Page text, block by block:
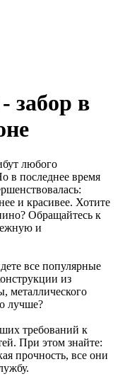
забор в
любого
в последнее время
и красивее. Хотите
Обращайтесь к
и
все популярные
из
металлического
лучше?
требований к
При этом знайте:
прочность, все они